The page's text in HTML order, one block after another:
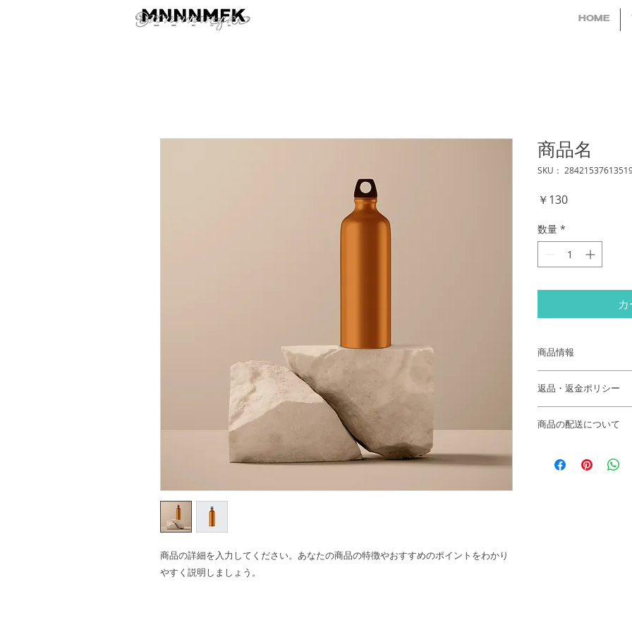
HOME
商品の詳細を入力してください。あなたの商品の特徴やおすすめのポイントをわかり
やすく説明しましょう。
商品名
SKU：
￥130価
数量 *
商品情報
明に加え、商品の特
しましょう。
返品・返金ポリシー
満足しなかった場合
顧客からの信頼を
だけます。
商品の配送について
する情報を入力し